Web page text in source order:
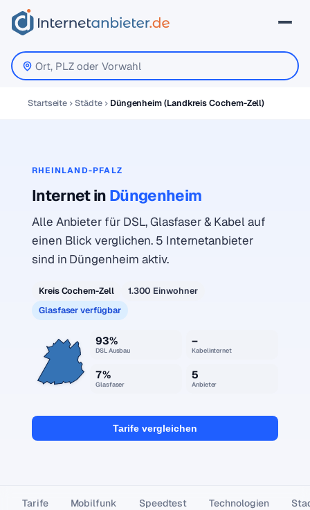
Startseite Städte Düngenheim (Landkreis Cochem-Zell)
RHEINLAND-PFALZ
Internet in Düngenheim
Alle Anbieter für DSL, Glasfaser & Kabel auf
einen Blick verglichen. 5 Internetanbieter
sind in Düngenheim aktiv.
Kreis Cochem-Zell
1.300 Einwohner
Glasfaser verfügbar
93%
DSL Ausbau
–
Kabelinternet
7%
Glasfaser
5
Anbieter
Tarife vergleichen
Tarife Mobilfunk Speedtest Technologien